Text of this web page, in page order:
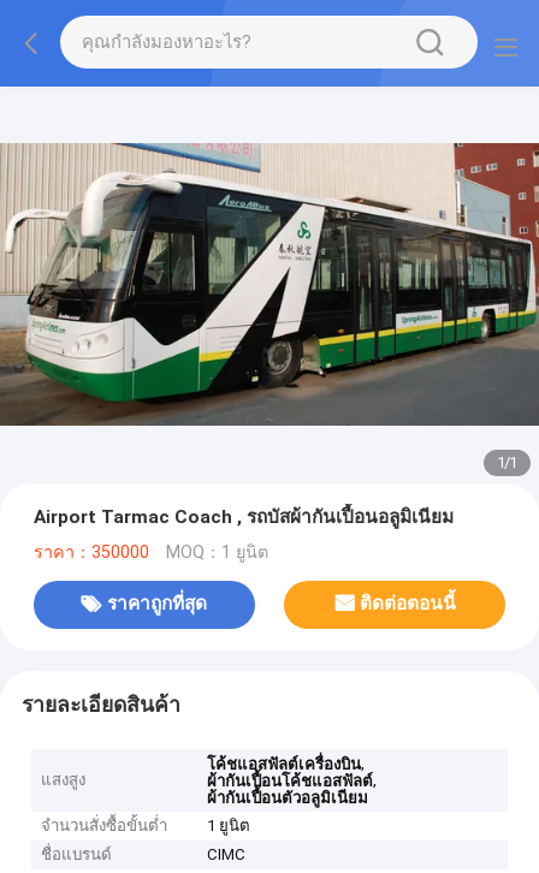
1/1
Airport Tarmac Coach , รถบัสผ้ากันเปื้อนอลูมิเนียม
ราคา：350000 MOQ：1 ยูนิต
ราคาถูกที่สุด ติดต่อตอนนี้
รายละเอียดสินค้า
แสงสูง
โค้ชแอสฟัลต์เครื่องบิน,
ผ้ากันเปื้อนโค้ชแอสฟัลต์,
ผ้ากันเปื้อนตัวอลูมิเนียม
จำนวนสั่งซื้อขั้นต่ำ
1 ยูนิต
ชื่อแบรนด์
CIMC